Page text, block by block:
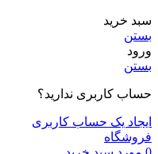
سبد خرید
بستن
ورود
بستن
حساب کاربری ندارید؟
ایجاد یک حساب کاربری
فروشگاه